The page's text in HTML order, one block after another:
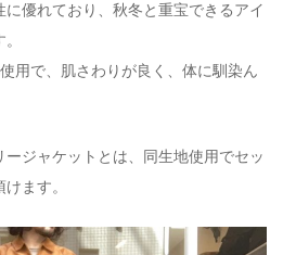
優れており、秋冬と重宝できるアイ
用で、肌さわりが良く、体に馴染ん
ジャケットとは、同生地使用でセッ
ます。